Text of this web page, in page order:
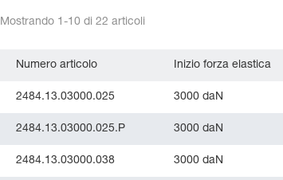
Mostrando 1-10 di 22 articoli
Numero articolo Inizio forza elastica
2484.13.03000.025 3000 daN
2484.13.03000.025.P 3000 daN
2484.13.03000.038 3000 daN